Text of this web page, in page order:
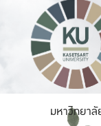
มหาวิทยาลั